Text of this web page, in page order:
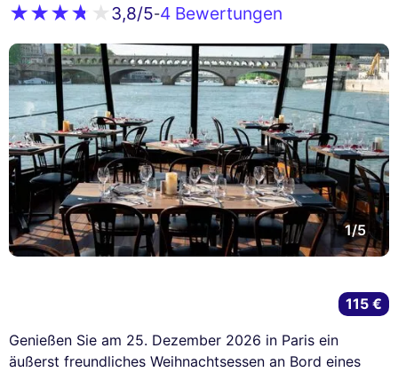
3,8/5-4 Bewertungen
1/5
Genießen Sie am 25. Dezember 2026 in Paris ein
äußerst freundliches Weihnachtsessen an Bord eines
115 €